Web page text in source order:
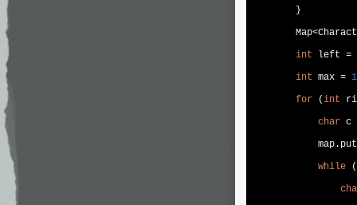
}
int left =
int max = 1
for (int
char c
map.put(c,
while